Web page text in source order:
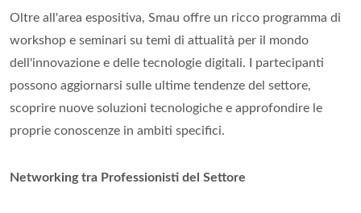
Oltre all'area espositiva, Smau offre un ricco programma di
workshop e seminari su temi di attualità per il mondo
dell'innovazione e delle tecnologie digitali. I partecipanti
possono aggiornarsi sulle ultime tendenze del settore,
scoprire nuove soluzioni tecnologiche e approfondire le
proprie conoscenze in ambiti specifici.
Networking tra Professionisti del Settore